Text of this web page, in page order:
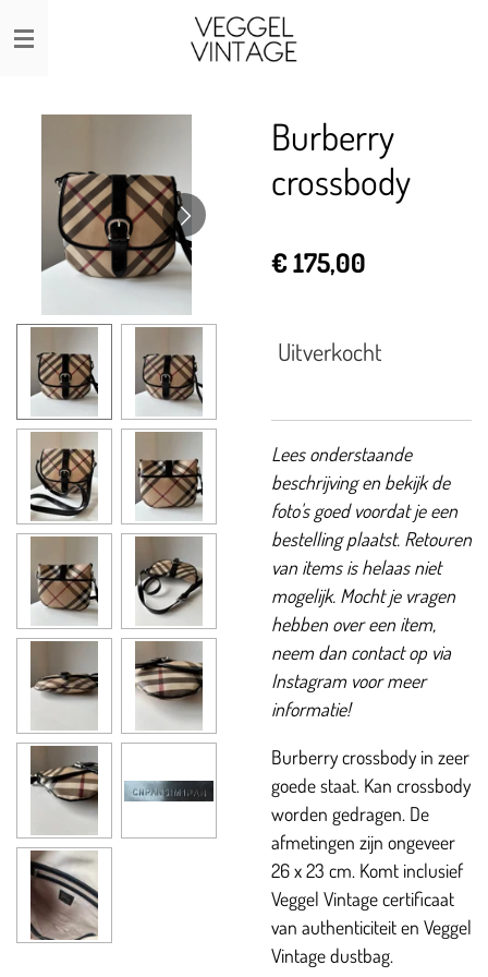
Ga
direct
Burberry
crossbody
€ 175,00
Uitverkocht
Lees onderstaande
beschrijving en bekijk de
foto's goed voordat je een
bestelling plaatst. Retouren
van items is helaas niet
mogelijk. Mocht je vragen
hebben over een item,
neem dan contact op via
Instagram voor meer
informatie!
Burberry crossbody in zeer
goede staat. Kan crossbody
worden gedragen. De
afmetingen zijn ongeveer
26 x 23 cm. Komt inclusief
Veggel Vintage certificaat
van authenticiteit en Veggel
Vintage dustbag.